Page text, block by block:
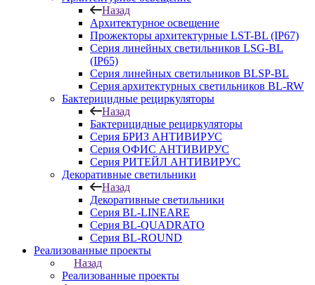
Назад
Архитектурное освещение
Прожекторы архитектурные LST-BL (IP67)
Серия линейных светильников LSG-BL
(IP65)
Серия линейных светильников BLSP-BL
Серия архитектурных светильников BL-RW
Бактерицидные рециркуляторы
Назад
Бактерицидные рециркуляторы
Серия БРИЗ АНТИВИРУС
Серия ОФИС АНТИВИРУС
Серия РИТЕЙЛ АНТИВИРУС
Декоративные светильники
Назад
Декоративные светильники
Серия BL-LINEARE
Серия BL-QUADRATO
Серия BL-ROUND
Реализованные проекты
Назад
Реализованные проекты